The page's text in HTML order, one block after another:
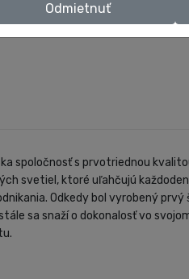
spoločnosť s prvotriednou
svetiel, ktoré uľahčujú
Odkedy bol vyrobený
sa snaží o dokonalosť vo
Odmietnuť